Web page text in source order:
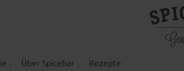
Über Spicebar Rezepte